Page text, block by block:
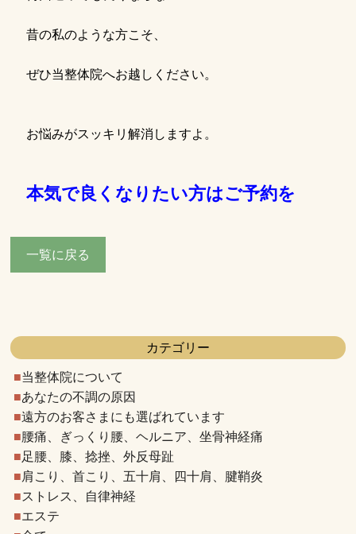
昔の私のような方こそ、
ぜひ当整体院へお越しください。
お悩みがスッキリ解消しますよ。
本気で良くなりたい方はご予約を
一覧に戻る
カテゴリー
当整体院について
あなたの不調の原因
遠方のお客さまにも選ばれています
腰痛、ぎっくり腰、ヘルニア、坐骨神経痛
足腰、膝、捻挫、外反母趾
肩こり、首こり、五十肩、四十肩、腱鞘炎
ストレス、自律神経
エステ